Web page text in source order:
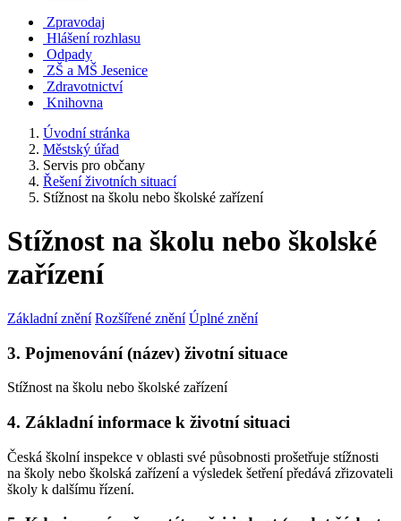
Zpravodaj
Hlášení rozhlasu
Odpady
ZŠ a MŠ Jesenice
Zdravotnictví
Knihovna
Úvodní stránka
Městský úřad
Servis pro občany
Řešení životních situací
Stížnost na školu nebo školské zařízení
Stížnost na školu nebo školské
zařízení
Základní znění Rozšířené znění Úplné znění
3. Pojmenování (název) životní situace
Stížnost na školu nebo školské zařízení
4. Základní informace k životní situaci
Česká školní inspekce v oblasti své působnosti prošetřuje stížnosti
na školy nebo školská zařízení a výsledek šetření předává zřizovateli
školy k dalšímu řízení.